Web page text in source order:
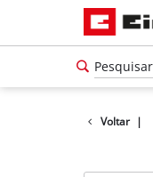
Voltar |